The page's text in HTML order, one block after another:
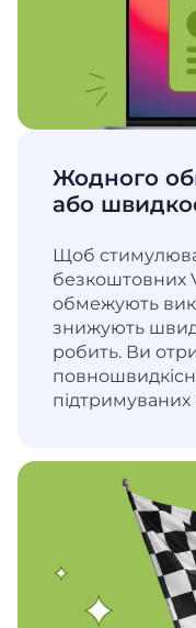
Жодного
або
Щоб
безкоштовних
обмежують
знижують
робить. Ви